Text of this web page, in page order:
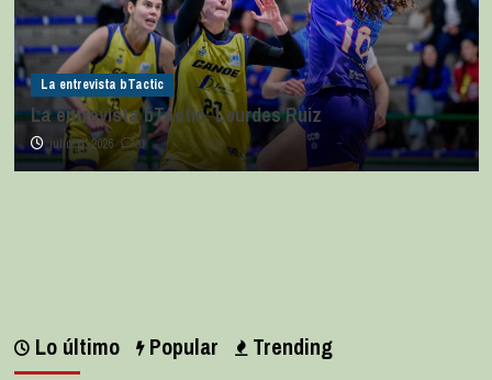
La entrevista bTactic
La entrevista bTactic: Lourdes Ruiz
julio 11, 2026 0
Lo último Popular Trending